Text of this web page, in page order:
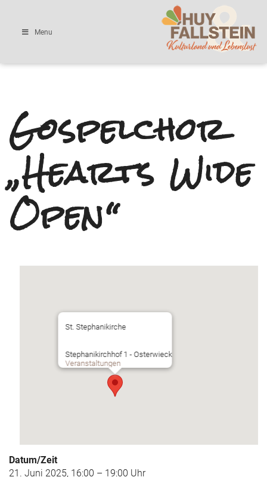
Menu
Gospelchor
„Hearts Wide
Open“
St. Stephanikirche
Stephanikirchhof 1 - Osterwieck
Veranstaltungen
Datum/Zeit
21. Juni 2025, 16:00 – 19:00 Uhr